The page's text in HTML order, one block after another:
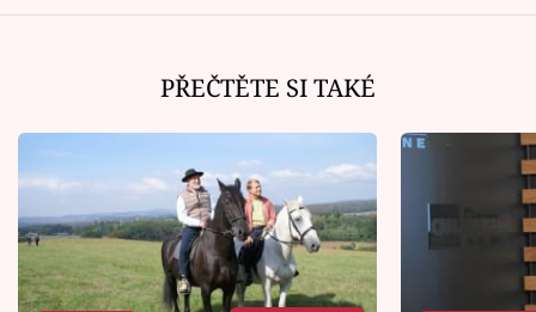
PŘEČTĚTE SI TAKÉ